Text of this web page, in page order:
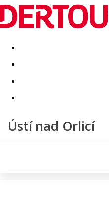
Destinatii Vacanta perfecta
Ústí nad Orlicí